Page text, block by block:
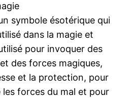
symbole ésotérique qui
dans la magie et
pour invoquer des
des forces magiques,
et la protection, pour
forces du mal et pour